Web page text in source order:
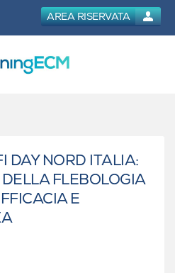
AREA RISERVATA
DAY NORD ITALIA:
FLEBOLOGIA
E